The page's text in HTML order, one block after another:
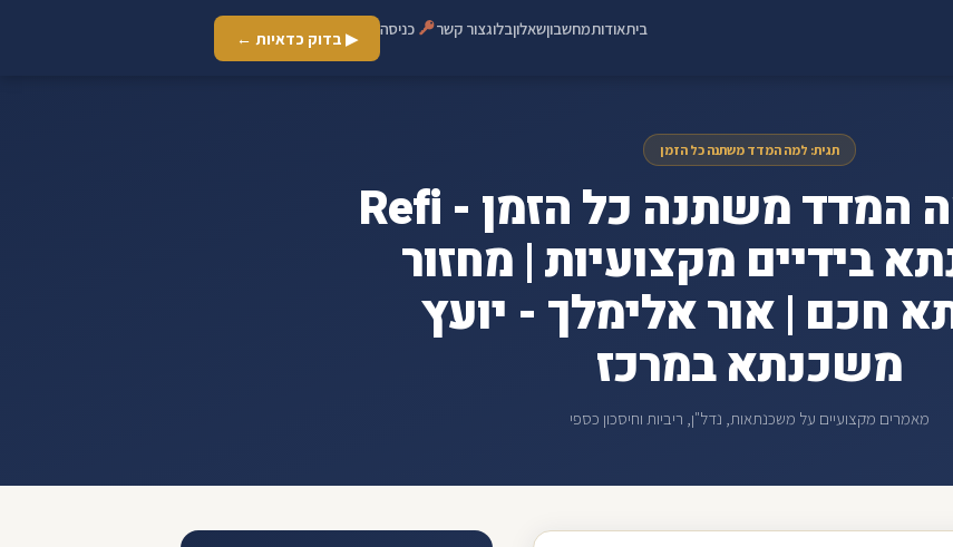
ביתאודותמחשבוןשאלוןבלוגצור קשר כניסה ▶ בדוק כדאיות ←
תגית: למה המדד משתנה כל הזמן
ארכיון למה המדד משתנה כל הזמן - Refi
בידיים מקצועיות | מחזור
חכם | אור אלימלך - יועץ
משכנתא במרכז
מאמרים מקצועיים על משכנתאות, נדל"ן, ריביות וחיסכון כספי